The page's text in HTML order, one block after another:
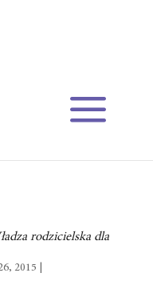
rodzicielska dla
2015 |